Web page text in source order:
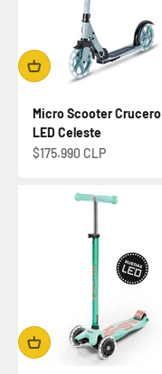
Micro Scooter Crucero
LED Celeste
Precio de oferta
$175.990 CLP